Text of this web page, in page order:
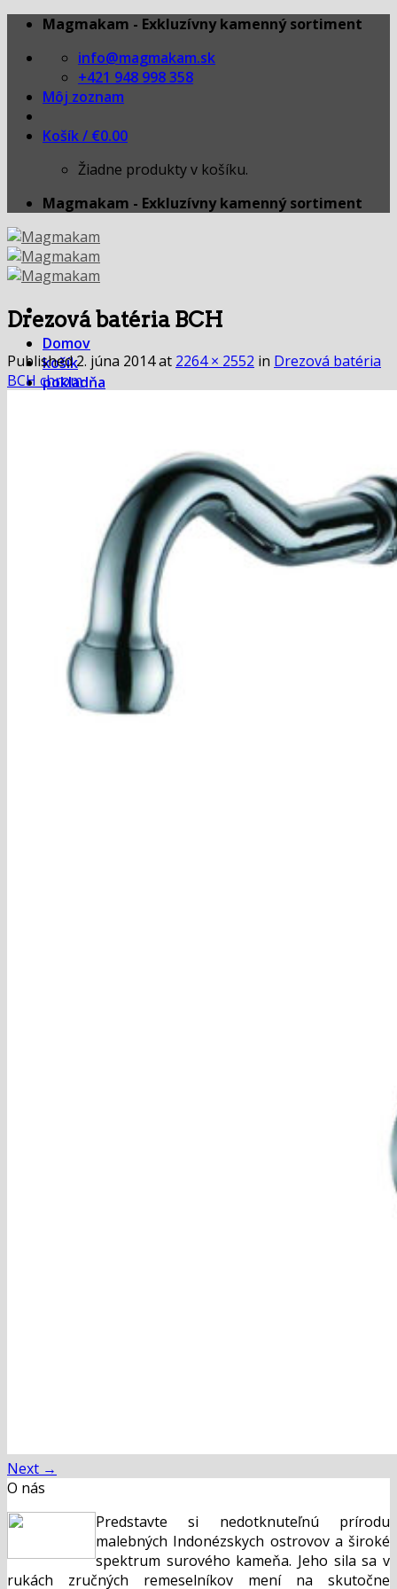
Skip
content
Magmakam - Exkluzívny kamenný sortiment
info@magmakam.sk
+421 948 998 358
Môj zoznam
Košík / €0.00
Žiadne produkty v košíku.
Magmakam - Exkluzívny kamenný sortiment
Domov
košík
pokladňa
Hľadať:
Žiadne produkty v košíku.
Drezová batéria BCH
Published2. júna 2014at 2264 × 2552 in Drezová batéria
BCH chrom
Next →
O nás
Predstavte si nedotknuteľnú prírodu
malebných Indonézskych ostrovov a široké
spektrum surového kameňa. Jeho sila sa v
rukách zručných remeselníkov mení na skutočne